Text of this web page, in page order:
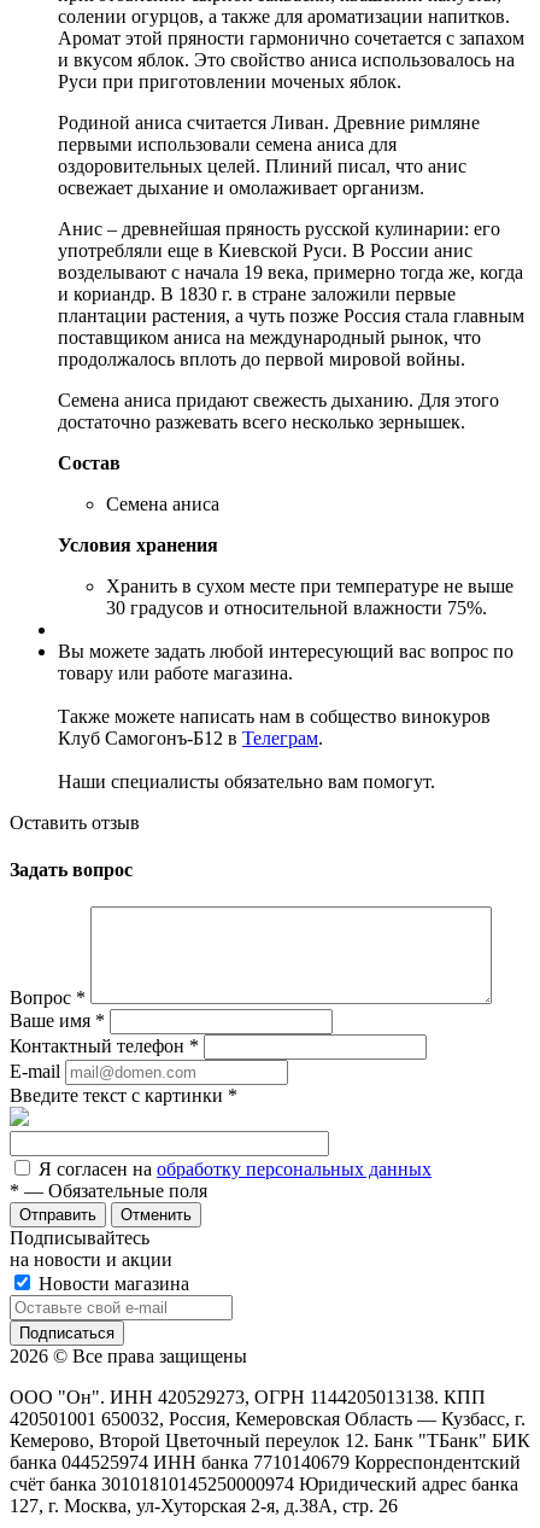
солении огурцов, а также для ароматизации напитков.
Аромат этой пряности гармонично сочетается с запахом
и вкусом яблок. Это свойство аниса использовалось на
Руси при приготовлении моченых яблок.
Родиной аниса считается Ливан. Древние римляне
первыми использовали семена аниса для
оздоровительных целей. Плиний писал, что анис
освежает дыхание и омолаживает организм.
Анис – древнейшая пряность русской кулинарии: его
употребляли еще в Киевской Руси. В России анис
возделывают с начала 19 века, примерно тогда же, когда
и кориандр. В 1830 г. в стране заложили первые
плантации растения, а чуть позже Россия стала главным
поставщиком аниса на международный рынок, что
продолжалось вплоть до первой мировой войны.
Семена аниса придают свежесть дыханию. Для этого
достаточно разжевать всего несколько зернышек.
Состав
Семена аниса
Условия хранения
Хранить в сухом месте при температуре не выше
30 градусов и относительной влажности 75%.
Вы можете задать любой интересующий вас вопрос по
товару или работе магазина.
Также можете написать нам в собщество винокуров
Клуб Самогонъ-Б12 в Телеграм.
Наши специалисты обязательно вам помогут.
Оставить отзыв
Задать вопрос
Вопрос *
Ваше имя *
Контактный телефон *
E-mail
Введите текст с картинки *
Я согласен на обработку персональных данных
* — Обязательные поля
Отменить
Подписывайтесь
на новости и акции
Новости магазина
2026 © Все права защищены
ООО "Он". ИНН 420529273, ОГРН 1144205013138. КПП
420501001 650032, Россия, Кемеровская Область — Кузбасс, г.
Кемерово, Второй Цветочный переулок 12. Банк "ТБанк" БИК
банка 044525974 ИНН банка 7710140679 Корреспондентский
счёт банка 30101810145250000974 Юридический адрес банка
127, г. Москва, ул-Хуторская 2-я, д.38А, стр. 26